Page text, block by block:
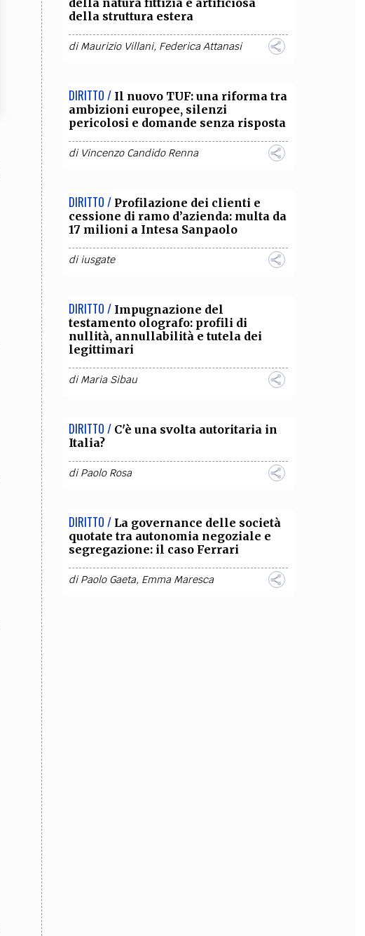
della natura fittizia e artificiosa
della struttura estera
diMaurizio Villani, Federica Attanasi
DIRITTO / Il nuovo TUF: una riforma tra
ambizioni europee, silenzi
pericolosi e domande senza risposta
di Vincenzo Candido Renna
DIRITTO / Profilazione dei clienti e
cessione di ramo d’azienda: multa da
17 milioni a Intesa Sanpaolo
diiusgate
DIRITTO / Impugnazione del
testamento olografo: profili di
nullità, annullabilità e tutela dei
legittimari
diMaria Sibau
DIRITTO / C'è una svolta autoritaria in
Italia?
diPaolo Rosa
DIRITTO / La governance delle società
quotate tra autonomia negoziale e
segregazione: il caso Ferrari
diPaolo Gaeta, Emma Maresca